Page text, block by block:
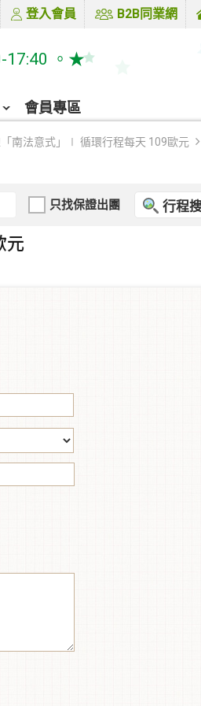
登入會員 B2B同業網
。★
會員專區
南法意式」∣ 循環行程每天 109歐元
只找保證出團 行程
元